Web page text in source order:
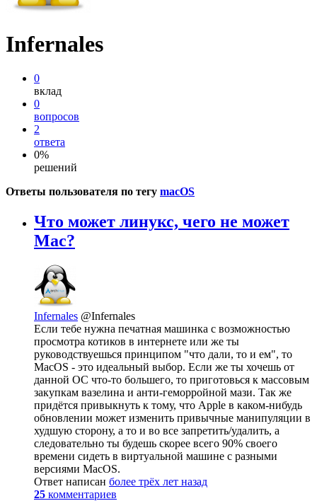
Infernales
0
вклад
0
вопросов
2
ответа
0%
решений
Ответы пользователя по тегу macOS
Что может линукс, чего не может
Mac?
Infernales @Infernales
Если тебе нужна печатная машинка с возможностью
просмотра котиков в интернете или же ты
руководствуешься принципом "что дали, то и ем", то
MacOS - это идеальный выбор. Если же ты хочешь от
данной ОС что-то большего, то приготовься к массовым
закупкам вазелина и анти-геморройной мази. Так же
придётся привыкнуть к тому, что Apple в каком-нибудь
обновлении может изменить привычные манипуляции в
худшую сторону, а то и во все запретить/удалить, а
следовательно ты будешь скорее всего 90% своего
времени сидеть в виртуальной машине с разными
версиями MacOS.
Ответ написан более трёх лет назад
25 комментариев